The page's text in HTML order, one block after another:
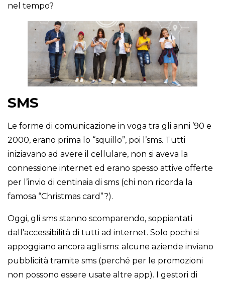
nel tempo?
SMS
Le forme di comunicazione in voga tra gli anni ’90 e
2000, erano prima lo “squillo”, poi l’sms. Tutti
iniziavano ad avere il cellulare, non si aveva la
connessione internet ed erano spesso attive offerte
per l’invio di centinaia di sms (chi non ricorda la
famosa “Christmas card”?).
Oggi, gli sms stanno scomparendo, soppiantati
dall’accessibilità di tutti ad internet. Solo pochi si
appoggiano ancora agli sms: alcune aziende inviano
pubblicità tramite sms (perché per le promozioni
non possono essere usate altre app). I gestori di